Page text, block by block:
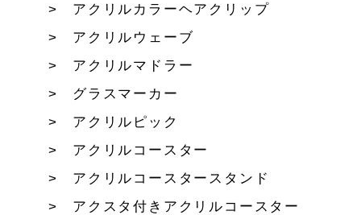
アクリルカラーヘアクリップ
アクリルウェーブ
アクリルマドラー
グラスマーカー
アクリルピック
アクリルコースター
アクリルコースタースタンド
アクスタ付きアクリルコースター